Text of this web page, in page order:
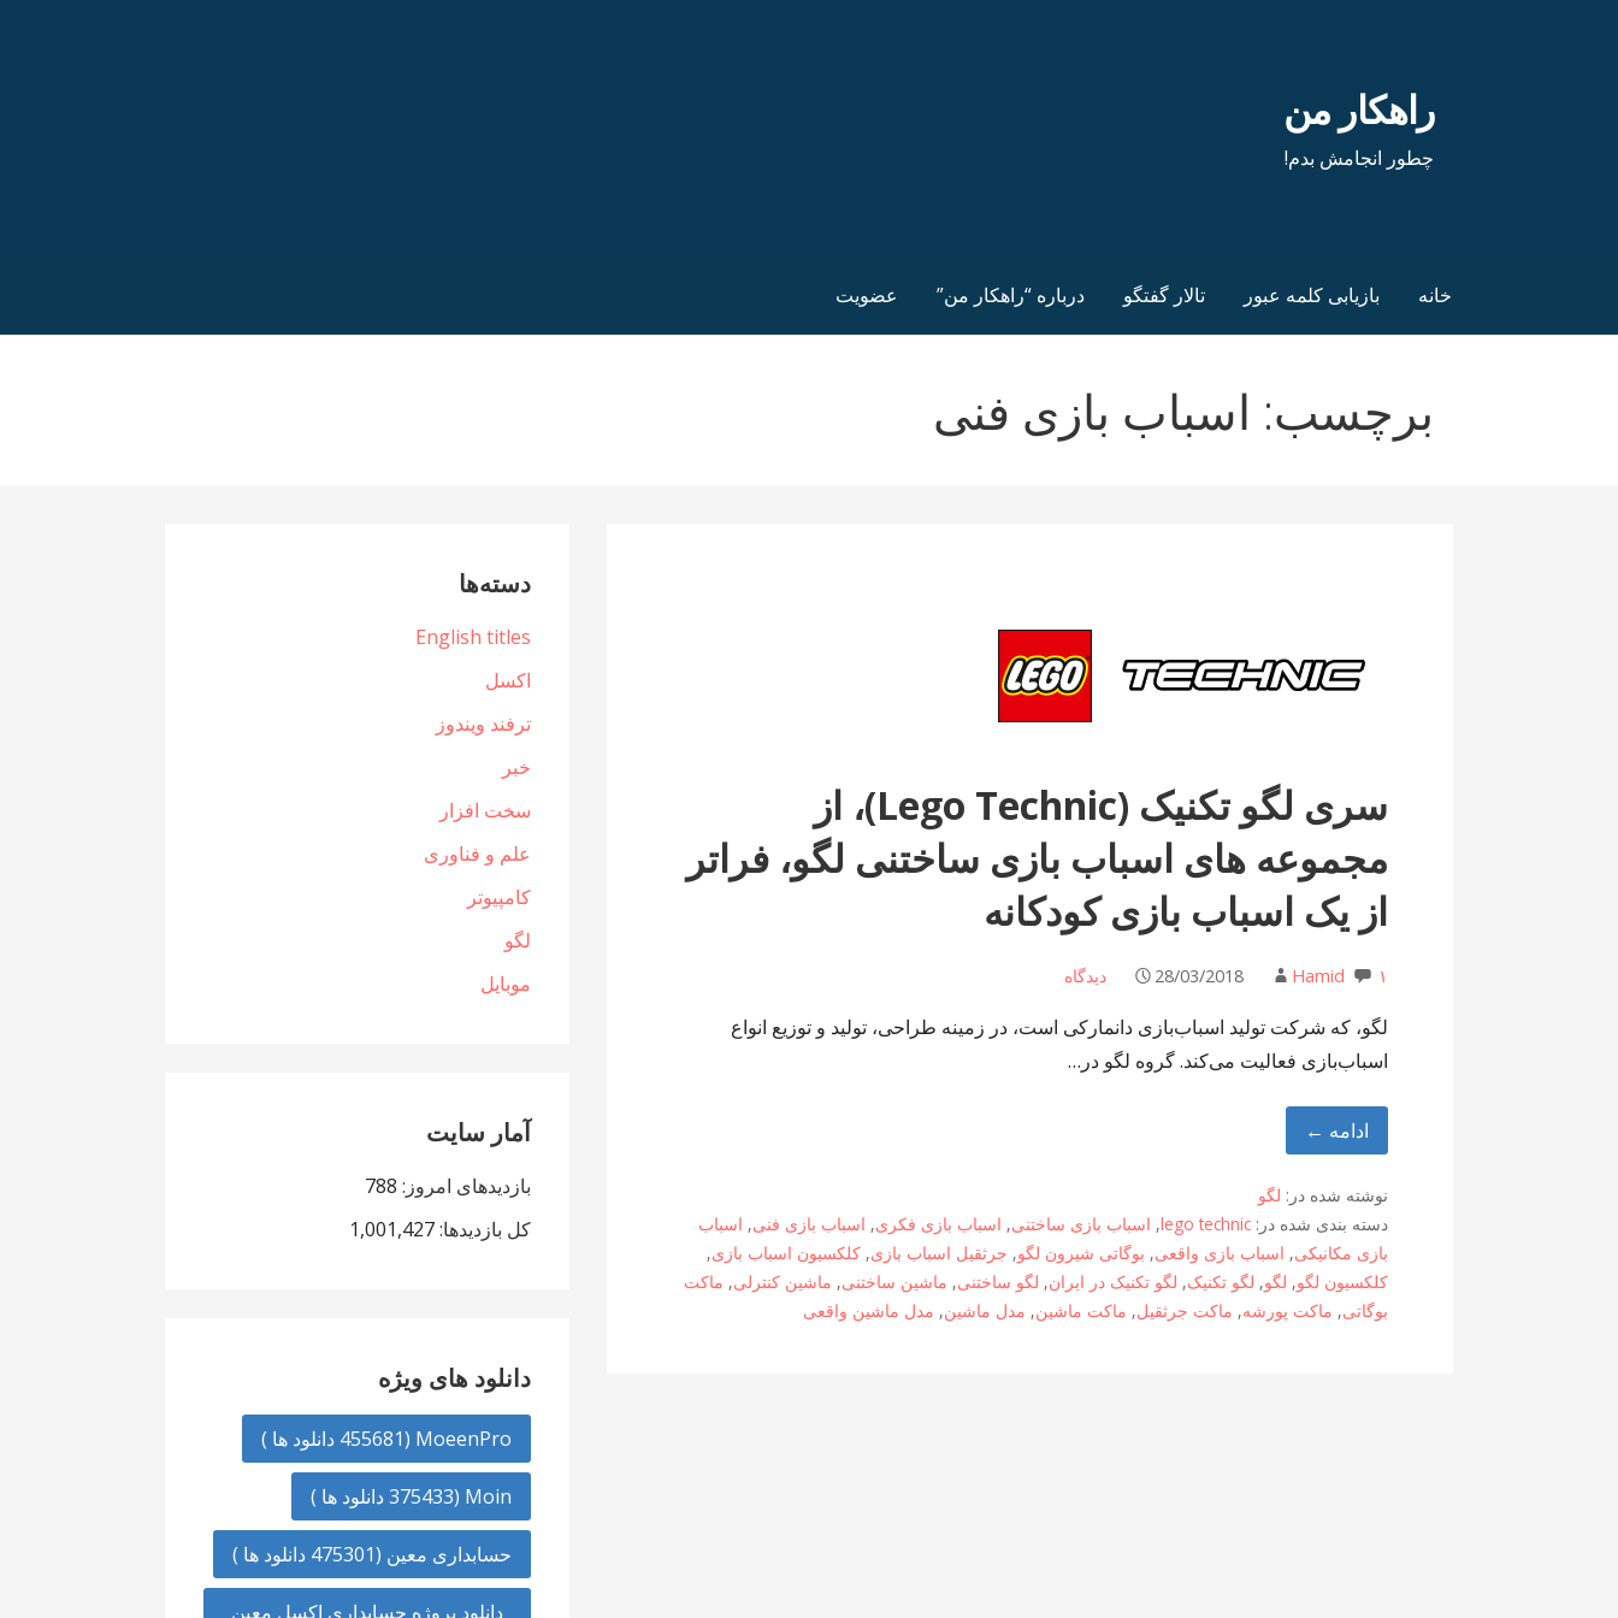
راهکار من
چطور انجامش بدم!
خانه بازیابی کلمه عبور تالار گفتگو درباره “راهکار من” عضویت
برچسب: اسباب بازی فنی
سری لگو تکنیک (Lego Technic)، از
مجموعه های اسباب بازی ساختنی لگو، فراتر
از یک اسباب بازی کودکانه
28/03/2018 Hamid ۱ دیدگاه
لگو، که شرکت تولید اسباب‌بازی دانمارکی است، در زمینه طراحی، تولید و توزیع انواع
اسباب‌بازی فعالیت می‌کند. گروه لگو در…
ادامه ←
نوشته شده در: لگو
دسته بندی شده در:lego technic
, اسباب بازی ساختنی, اسباب بازی فکری, اسباب بازی فنی, اسباب
بازی مکانیکی, اسباب بازی واقعی, بوگاتی شیرون لگو, جرثقیل اسباب بازی,کلکسیون اسباب بازی,
کلکسیون لگو, لگو, لگو تکنیک, لگو تکنیک در ایران, لگو ساختنی, ماشین ساختنی, ماشین کنترلی, ماکت
بوگاتی, ماکت پورشه, ماکت جرثقیل, ماکت ماشین, مدل ماشین, مدل ماشین واقعی
دسته‌ها
English titles
اکسل
ترفند ویندوز
خبر
سخت افزار
علم و فناوری
کامپیوتر
لگو
موبایل
آمار سایت
بازدیدهای امروز: 788
کل بازدیدها:1,001,427
دانلود های ویژه
MoeenPro (455681 دانلود ها )
Moin (375433 دانلود ها )
حسابداری معین (475301 دانلود ها )
دانلود پروژه حسابداری اکسل معین